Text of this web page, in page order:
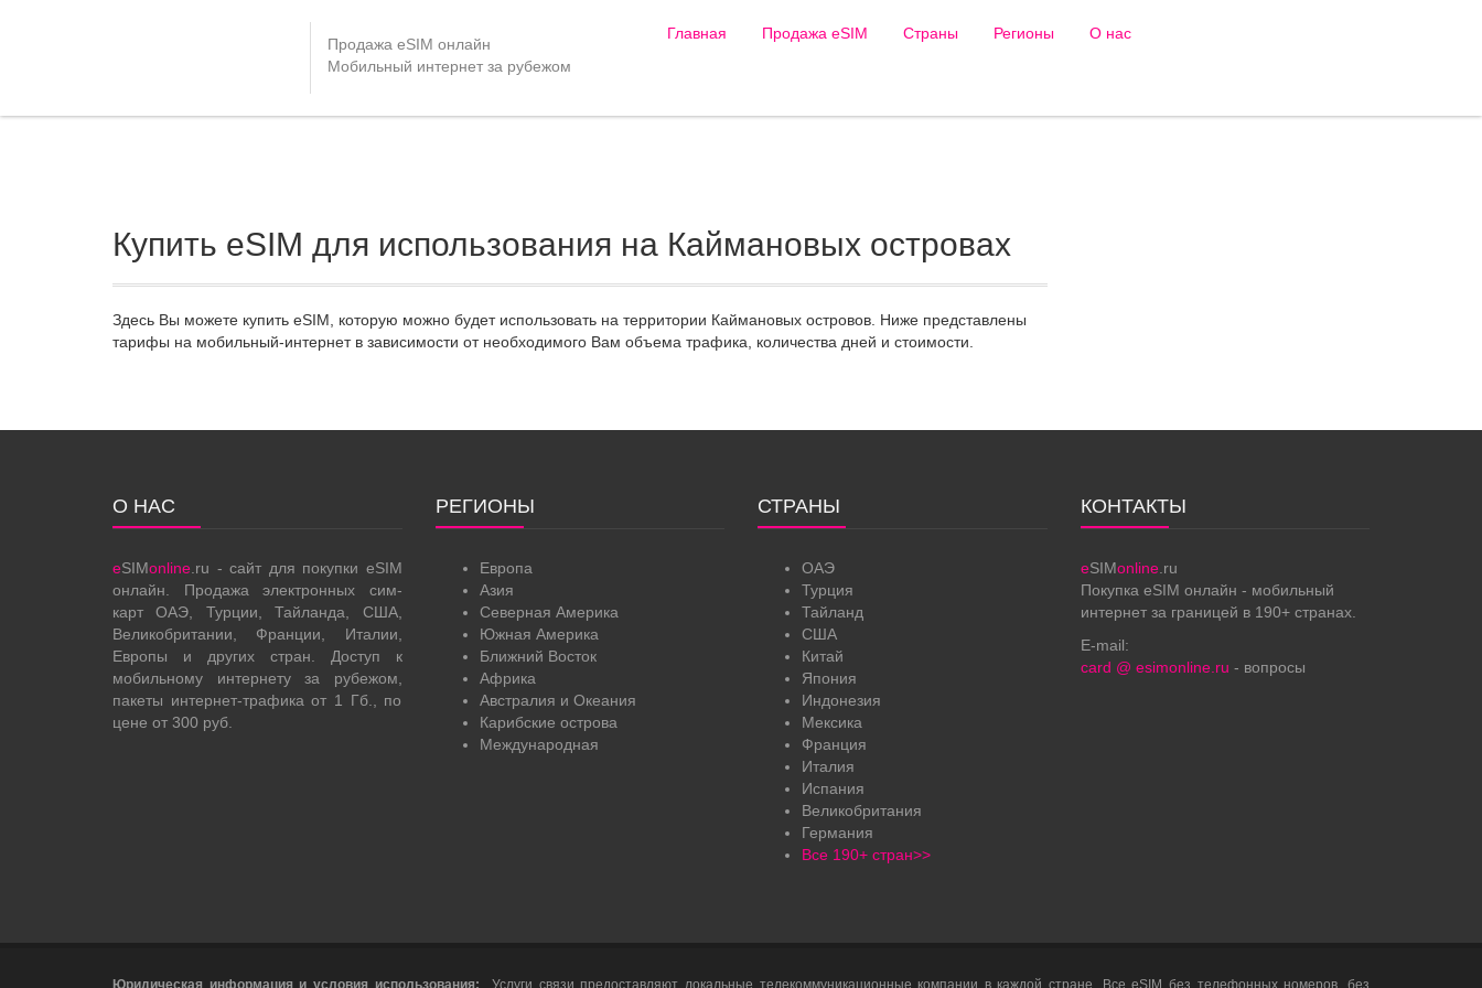
Продажа eSIM онлайн
Мобильный интернет за рубежом
Главная Продажа eSIM Страны Регионы О нас
Купить eSIM для использования на Каймановых островах
Здесь Вы можете купить eSIM, которую можно будет использовать на территории Каймановых островов. Ниже представлены
тарифы на мобильный-интернет в зависимости от необходимого Вам объема трафика, количества дней и стоимости.
О НАС
eSIMonline .ru - сайт для покупки eSIM
онлайн. Продажа электронных сим-
карт ОАЭ, Турции, Тайланда, США,
Великобритании, Франции, Италии,
Европы и других стран. Доступ к
мобильному интернету за рубежом,
пакеты интернет-трафика от 1 Гб., по
цене от 300 руб.
РЕГИОНЫ
Европа
Азия
Северная Америка
Южная Америка
Ближний Восток
Африка
Австралия и Океания
Карибские острова
Международная
СТРАНЫ
ОАЭ
Турция
Тайланд
США
Китай
Япония
Индонезия
Мексика
Франция
Италия
Испания
Великобритания
Германия
Все 190+ стран>>
КОНТАКТЫ
eSIMonline.ru
Покупка eSIM онлайн - мобильный
интернет за границей в 190+ странах.
E-mail:
card @ esimonline.ru - вопросы
Юридическая информация и условия использования: Услуги связи предоставляют локальные телекоммуникационные компании в каждой стране. Все eSIM без телефонных номеров, без